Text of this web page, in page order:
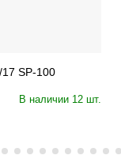
1713/17 SP-100
В наличии 12 шт.